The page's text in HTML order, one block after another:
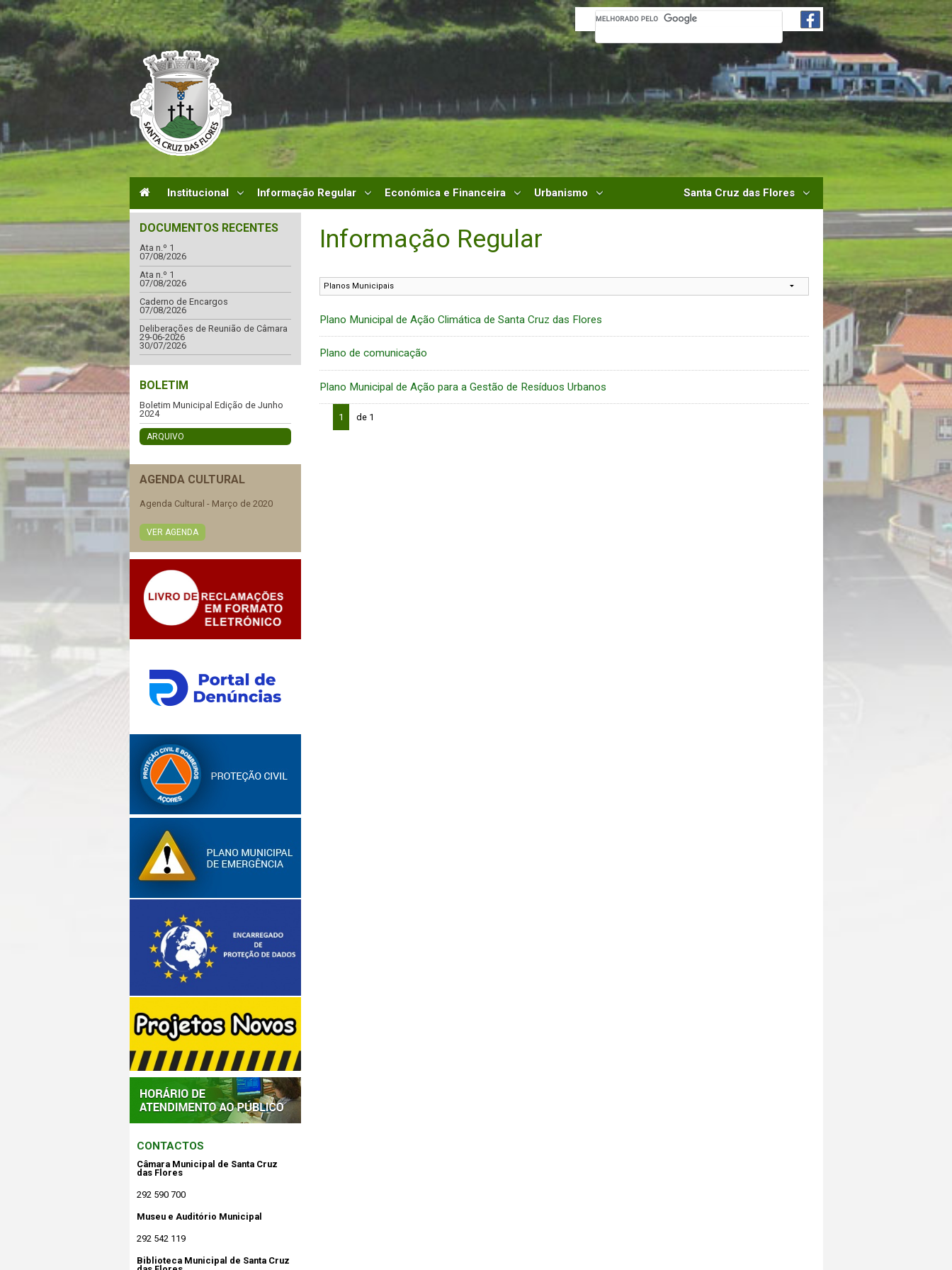
Institucional Informação Regular Económica e Financeira Urbanismo Santa Cruz das Flores
DOCUMENTOS RECENTES
Ata n.º 1
07/08/2026
Ata n.º 1
07/08/2026
Caderno de Encargos
07/08/2026
Deliberações de Reunião de Câmara
29-06-2026
30/07/2026
BOLETIM
Boletim Municipal Edição de Junho
2024
ARQUIVO
AGENDA CULTURAL
Agenda Cultural - Março de 2020
VER AGENDA
CONTACTOS
Câmara Municipal de Santa Cruz
das Flores
292 590 700
Museu e Auditório Municipal
292 542 119
Biblioteca Municipal de Santa Cruz
Informação Regular
Plano Municipal de Ação Climática de Santa Cruz das Flores
Plano de comunicação
Plano Municipal de Ação para a Gestão de Resíduos Urbanos
1 de 1